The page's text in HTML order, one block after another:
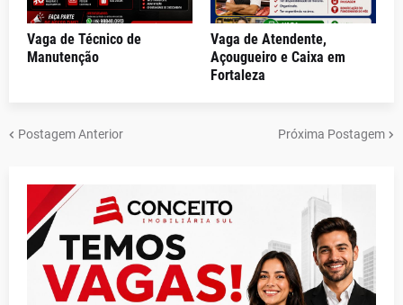
Vaga de Técnico de
Manutenção
Vaga de Atendente,
Açougueiro e Caixa em
Fortaleza
Postagem Anterior Próxima Postagem